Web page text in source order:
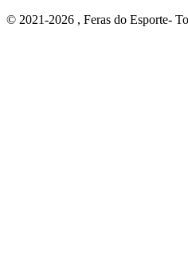
© 2021-2026 , Feras do Esporte-